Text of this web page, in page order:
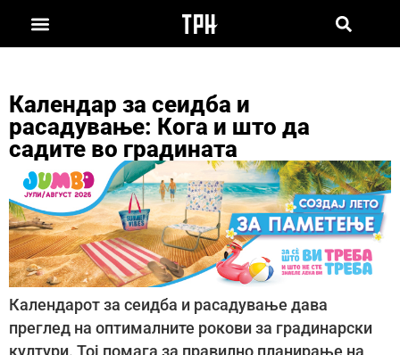
Календар за сеидба и
расадување: Кога и што да
садите во градината
Календарот за сеидба и расадување дава
преглед на оптималните рокови за градинарски